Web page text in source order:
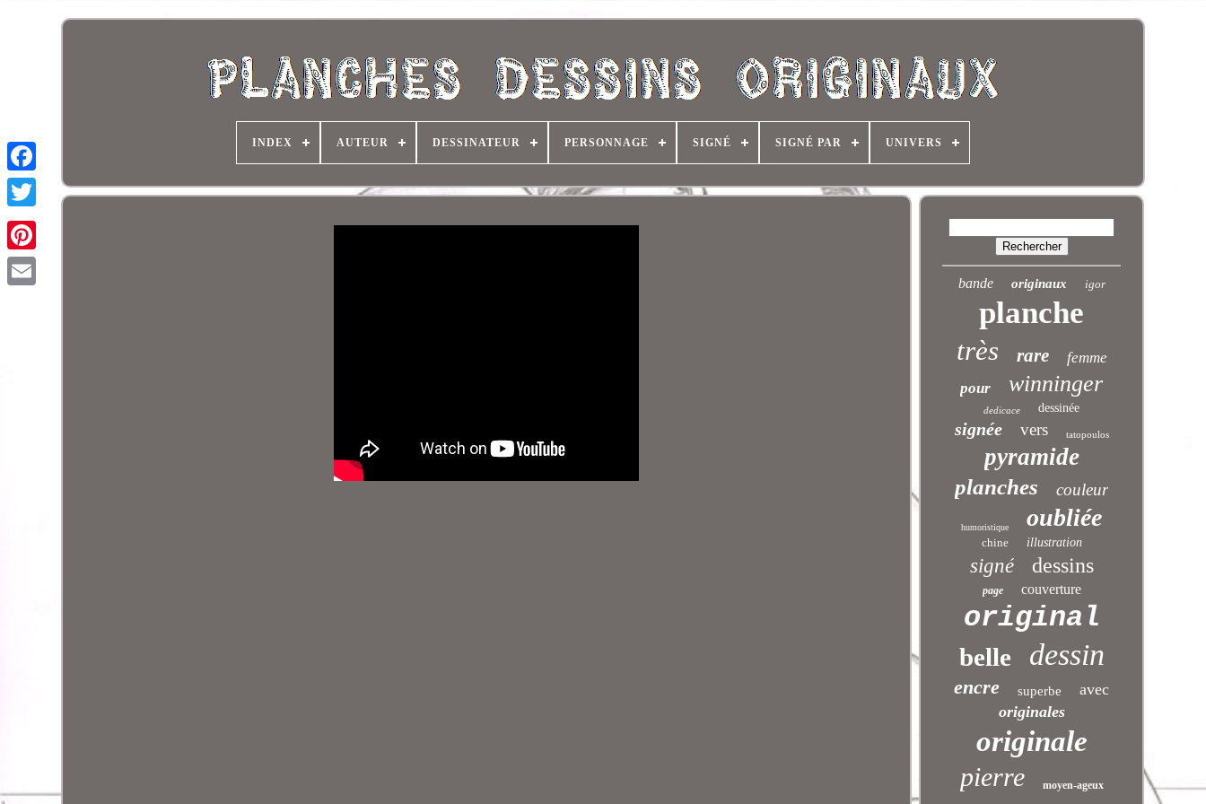
INDEX AUTEUR DESSINATEUR PERSONNAGE SIGNÉ SIGNÉ PAR UNIVERS
bande originaux igor
planche
très rare
femme
pour
winninger
dedicace dessinée
signée vers tatopoulos
pyramide
planches couleur
humoristique oubliée
chine illustration
signé dessins
page couverture
original
belle dessin
encre superbe
avec
originales
originale
pierre moyen-ageux